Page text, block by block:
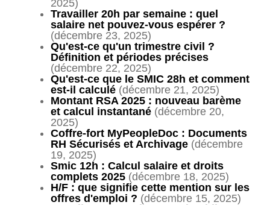
2025)
Travailler 20h par semaine : quel
salaire net pouvez-vous espérer ?
(décembre 23, 2025)
Qu'est-ce qu'un trimestre civil ?
Définition et périodes précises
(décembre 22, 2025)
Qu'est-ce que le SMIC 28h et comment
est-il calculé (décembre 21, 2025)
Montant RSA 2025 : nouveau barème
et calcul instantané (décembre 20,
2025)
Coffre-fort MyPeopleDoc : Documents
RH Sécurisés et Archivage (décembre
19, 2025)
Smic 12h : Calcul salaire et droits
complets 2025 (décembre 18, 2025)
H/F : que signifie cette mention sur les
offres d'emploi ? (décembre 15, 2025)